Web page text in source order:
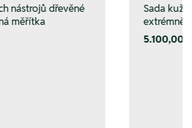
nástrojů dřevěné
měřítka
Sada
extrémně
5.100,00